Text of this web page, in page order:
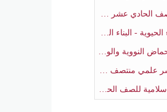
منتصف الفصل الثاني
الحادي عشر علمي الفصل الثاني
عشر علمي منتصف الفصل الثاني
الفصل الثاني
علمي منتصف الفصل الثاني